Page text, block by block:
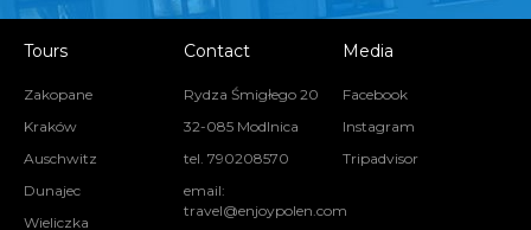
Tours
Zakopane
Kraków
Auschwitz
Dunajec
Wieliczka
Contact
Rydza Śmigłego 20
32-085 Modlnica
tel. 790208570
email:
travel@enjoypolen.com
Media
Facebook
Instagram
Tripadvisor